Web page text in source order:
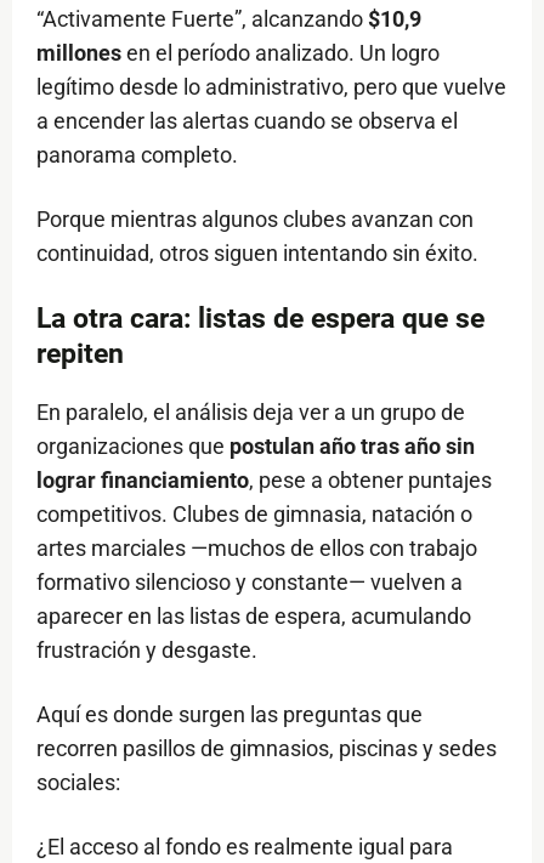
“Activamente Fuerte”, alcanzando $10,9
millonesen el período analizado. Un logro
legítimo desde lo administrativo, pero que vuelve
a encender las alertas cuando se observa el
panorama completo.
Porque mientras algunos clubes avanzan con
continuidad, otros siguen intentando sin éxito.
La otra cara: listas de espera que se
repiten
En paralelo, el análisis deja ver a un grupo de
organizaciones que postulan año tras año sin
lograr financiamiento, pese a obtener puntajes
competitivos. Clubes de gimnasia, natación o
artes marciales —muchos de ellos con trabajo
formativo silencioso y constante— vuelven a
aparecer en las listas de espera, acumulando
frustración y desgaste.
Aquí es donde surgen las preguntas que
recorren pasillos de gimnasios, piscinas y sedes
sociales:
¿El acceso al fondo es realmente igual para